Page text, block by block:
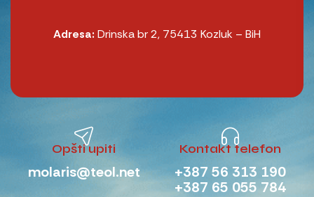
Adresa: Drinska br 2, 75413 Kozluk – BiH
Opšti upiti
molaris@teol.net
Kontakt telefon
+387 56 313 190
+387 65 055 784